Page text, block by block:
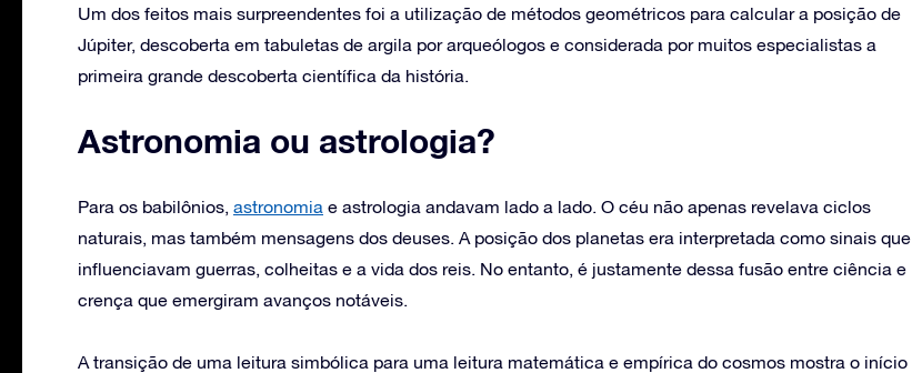
Um dos feitos mais surpreendentes foi a utilização de métodos geométricos para calcular a posição de
Júpiter, descoberta em tabuletas de argila por arqueólogos e considerada por muitos especialistas a
primeira grande descoberta científica da história.
Astronomia ou astrologia?
Para os babilônios, astronomia e astrologia andavam lado a lado. O céu não apenas revelava ciclos
naturais, mas também mensagens dos deuses. A posição dos planetas era interpretada como sinais que
influenciavam guerras, colheitas e a vida dos reis. No entanto, é justamente dessa fusão entre ciência e
crença que emergiram avanços notáveis.
A transição de uma leitura simbólica para uma leitura matemática e empírica do cosmos mostra o início